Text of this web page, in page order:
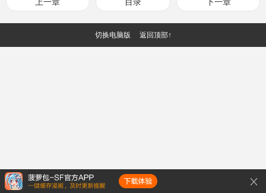
切换电脑版 返回顶部↑